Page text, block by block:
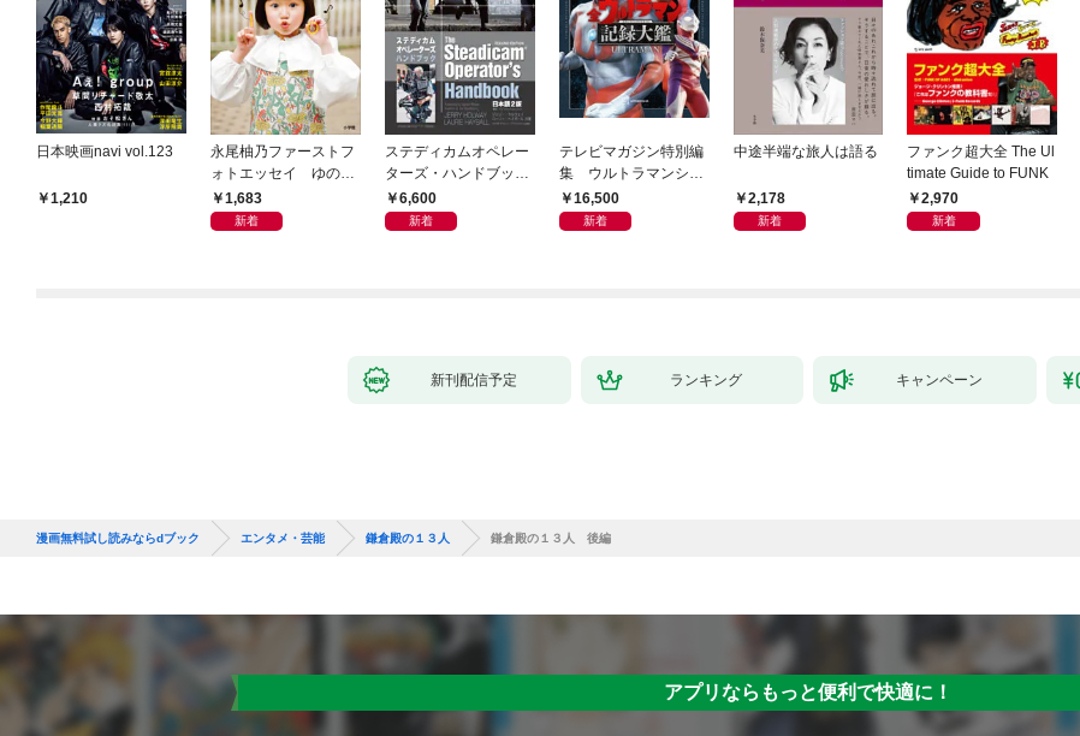
日本映画navi vol.123
1,210
永尾柚乃ファーストフ
ォトエッセイ ゆのも
のがたり
1,683
新着
ステディカムオペレー
ターズ・ハンドブック
日本語版 電子版 第２
版
6,600
新着
テレビマガジン特別編
集 ウルトラマンシリ
ーズ６０周年記念 全
ウルトラマン記録大鑑
16,500
新着
中途半端な旅人は語る
2,178
新着
ファンク超大全 The Ul
timate Guide to FUNK
2,970
新着
新刊配信予定 ランキング キャンペーン
漫画無料試し読みならdブック エンタメ・芸能 鎌倉殿の１３人 鎌倉殿の１３人 後編
アプリならもっと便利で快適に！